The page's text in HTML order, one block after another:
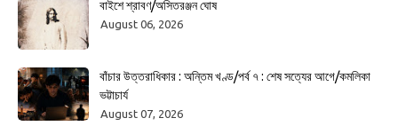
বাইশে শ্রাবণ/অসিতরঞ্জন ঘোষ
August 06, 2026
বাঁচার উত্তরাধিকার : অন্তিম খণ্ড/পর্ব ৭ : শেষ সত্যের আগে/কমলিকা
ভট্টাচার্য
August 07, 2026